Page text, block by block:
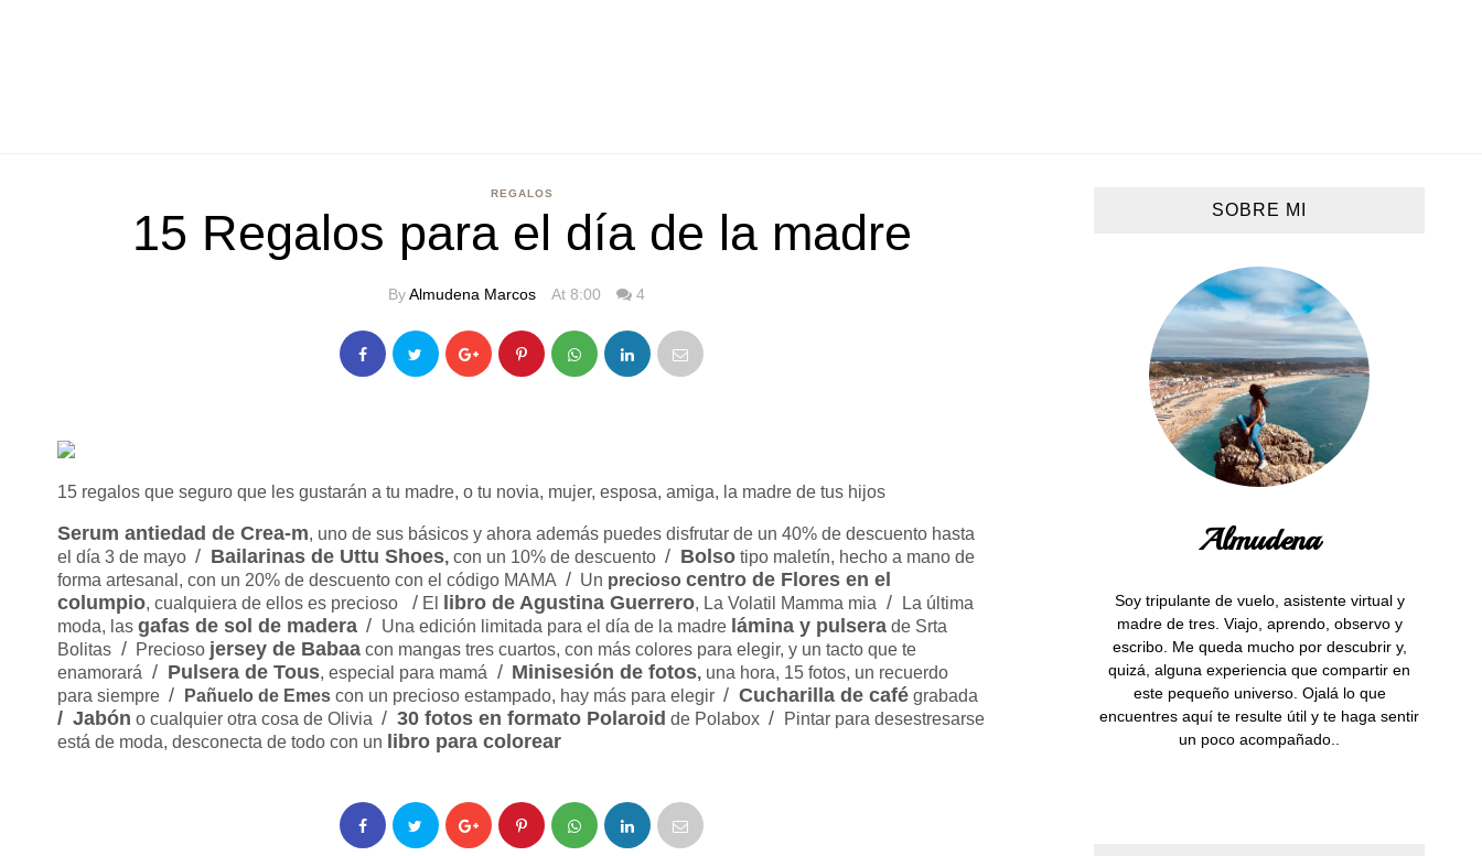
REGALOS
15 Regalos para el día de la madre
ByAlmudena Marcos At 8:00 4
15 regalos que seguro que les gustarán a tu madre, o tu novia, mujer, esposa, amiga, la madre de tus hijos
Serum antiedad de Crea-m, uno de sus básicos y ahora además puedes disfrutar de un 40% de descuento hasta
el día 3 de mayo / Bailarinas de Uttu Shoes, con un 10% de descuento / Bolso tipo maletín, hecho a mano de
forma artesanal, con un 20% de descuento con el código MAMA / Un precioso centro de Flores en el
columpio, cualquiera de ellos es precioso / El libro de Agustina Guerrero, La Volatil Mamma mia /
La última
moda, las gafas de sol de madera / Una edición limitada para el día de la madre lámina y pulsera de Srta
Bolitas / Precioso jersey de Babaa con mangas tres cuartos, con más colores para elegir, y un tacto que te
enamorará / Pulsera de Tous, especial para mamá / Minisesión de fotos, una hora, 15 fotos, un recuerdo
para siempre / Pañuelo de Emes con un precioso estampado, hay más para elegir / Cucharilla de café grabada
/ Jabón o cualquier otra cosa de Olivia / 30 fotos en formato Polaroid de Polabox /
Pintar para desestresarse
está de moda, desconecta de todo con un
libro para colorear
SOBRE MI
Almudena
Soy tripulante de vuelo, asistente virtual y
madre de tres. Viajo, aprendo, observo y
escribo. Me queda mucho por descubrir y,
quizá, alguna experiencia que compartir en
este pequeño universo. Ojalá lo que
encuentres aquí te resulte útil y te haga sentir
un poco acompañado..